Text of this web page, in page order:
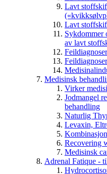
Lavt
Lavt
Sykdommer
av lavt
Feildiagnoser
Medisinsk
Virker
Jodmangel
behandling
Naturlig
Levaxin,
Recovering
Medisinsk
Adrenal Fatique -